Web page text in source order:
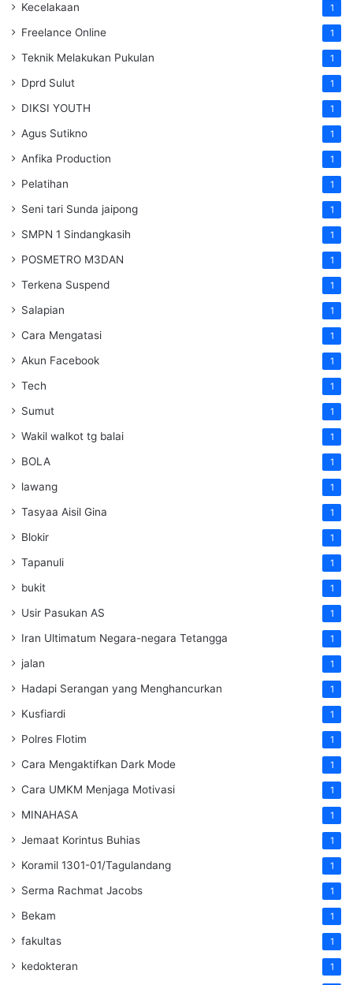
Kecelakaan 1
Freelance Online 1
Teknik Melakukan Pukulan 1
Dprd Sulut 1
DIKSI YOUTH 1
Agus Sutikno 1
Anfika Production 1
Pelatihan 1
Seni tari Sunda jaipong 1
SMPN 1 Sindangkasih 1
POSMETRO M3DAN 1
Terkena Suspend 1
Salapian 1
Cara Mengatasi 1
Akun Facebook 1
Tech 1
Sumut 1
Wakil walkot tg balai 1
BOLA 1
lawang 1
Tasyaa Aisil Gina 1
Blokir 1
Tapanuli 1
bukit 1
Usir Pasukan AS 1
Iran Ultimatum Negara-negara Tetangga 1
jalan 1
Hadapi Serangan yang Menghancurkan 1
Kusfiardi 1
Polres Flotim 1
Cara Mengaktifkan Dark Mode 1
Cara UMKM Menjaga Motivasi 1
MINAHASA 1
Jemaat Korintus Buhias 1
Koramil 1301-01/Tagulandang 1
Serma Rachmat Jacobs 1
Bekam 1
fakultas 1
kedokteran 1